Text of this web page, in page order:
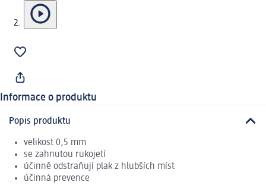
Informace o produktu
Popis produktu
velikost 0,5 mm
se zahnutou rukojetí
účinně odstraňují plak z hlubších míst
účinná prevence